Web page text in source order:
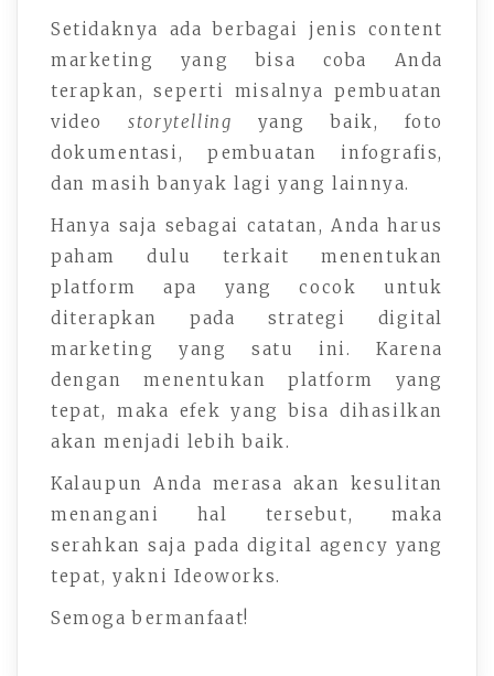
Setidaknya ada berbagai jenis content
marketing yang bisa coba Anda
terapkan, seperti misalnya pembuatan
videostorytelling yang baik, foto
dokumentasi, pembuatan infografis,
dan masih banyak lagi yang lainnya.
Hanya saja sebagai catatan, Anda harus
paham dulu terkait menentukan
platform apa yang cocok untuk
diterapkan pada strategi digital
marketing yang satu ini. Karena
dengan menentukan platform yang
tepat, maka efek yang bisa dihasilkan
akan menjadi lebih baik.
Kalaupun Anda merasa akan kesulitan
menangani hal tersebut, maka
serahkan saja pada digital agency yang
tepat, yakni Ideoworks.
Semoga bermanfaat!